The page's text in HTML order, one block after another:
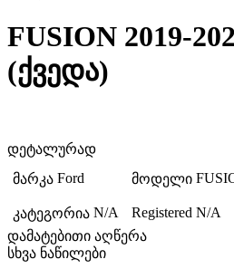
FUSION 2019-
(ქვედა)
დეტალურად
მარკა Ford მოდელი
კატეგორია N/A Registered N/A
დამატებითი აღწერა
სხვა ნაწილები